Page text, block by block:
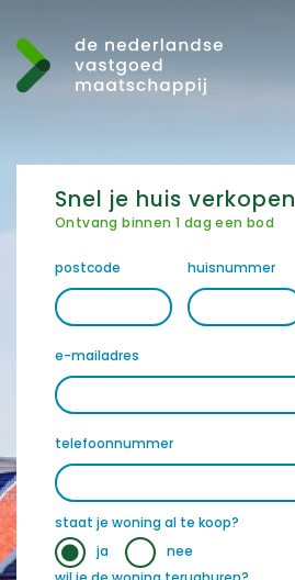
Snel je huis verkopen
Ontvang binnen 1 dag een bod
postcode huisnummer
e-mailadres
telefoonnummer
staat je woning al te koop?
ja
nee